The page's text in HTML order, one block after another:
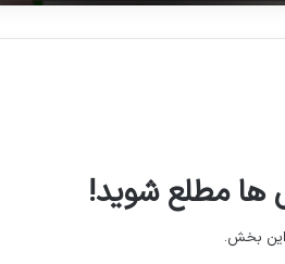
بهداشت کمک کردند
سازمان غذا و دارو ایمنی مواد غذایی تراریخته
را تضمین می کند
ها مطلع شوید!
بخش.